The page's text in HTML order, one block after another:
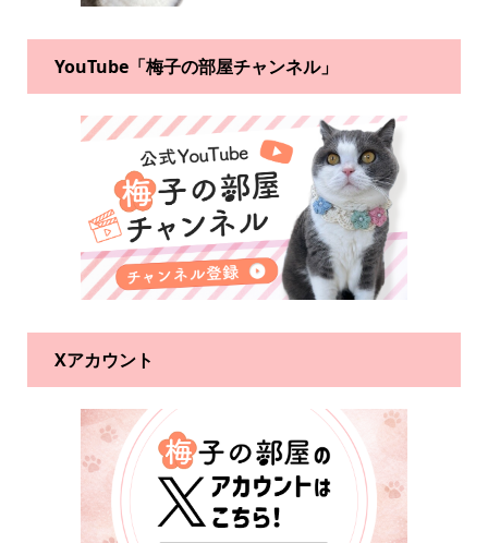
YouTube「梅子の部屋チャンネル」
Xアカウント